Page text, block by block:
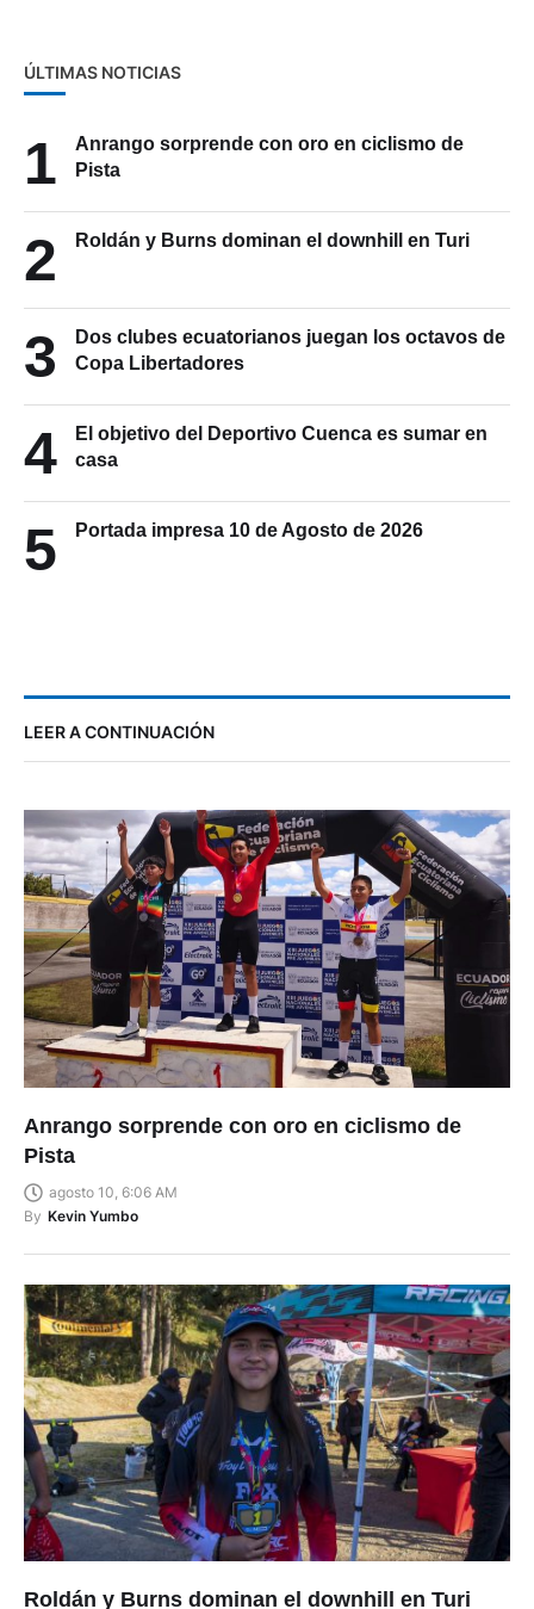
ÚLTIMAS NOTICIAS
1
Anrango sorprende con oro en ciclismo de
Pista
2 Roldán y Burns dominan el downhill en Turi
3
Dos clubes ecuatorianos juegan los octavos de
Copa Libertadores
4
El objetivo del Deportivo Cuenca es sumar en
casa
5 Portada impresa 10 de Agosto de 2026
LEER A CONTINUACIÓN
Anrango sorprende con oro en ciclismo de
Pista
agosto 10, 6:06 AM
By Kevin Yumbo
Roldán y Burns dominan el downhill en Turi